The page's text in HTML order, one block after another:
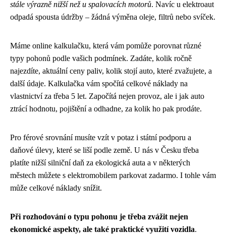
stále výrazně nižší než u spalovacích motorů. Navíc u elektroaut
odpadá spousta údržby – žádná výměna oleje, filtrů nebo svíček.
Máme online kalkulačku, která vám pomůže porovnat různé
typy pohonů podle vašich podmínek. Zadáte, kolik ročně
najezdíte, aktuální ceny paliv, kolik stojí auto, které zvažujete, a
další údaje. Kalkulačka vám spočítá celkové náklady na
vlastnictví za třeba 5 let. Započítá nejen provoz, ale i jak auto
ztrácí hodnotu, pojištění a odhadne, za kolik ho pak prodáte.
Pro férové srovnání musíte vzít v potaz i státní podporu a
daňové úlevy, které se liší podle země. U nás v Česku třeba
platíte nižší silniční daň za ekologická auta a v některých
městech můžete s elektromobilem parkovat zadarmo. I tohle vám
může celkové náklady snížit.
Při rozhodování o typu pohonu je třeba zvážit nejen
ekonomické aspekty, ale také praktické využití vozidla.